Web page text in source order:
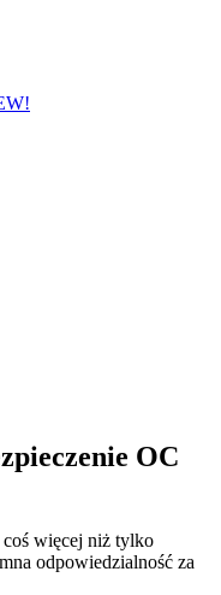
OC
coś więcej niż tylko
odpowiedzialność za